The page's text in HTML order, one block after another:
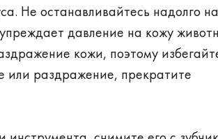
Не останавливайтесь надолго
давление на кожу
кожи, поэтому
или раздражение, прекратите